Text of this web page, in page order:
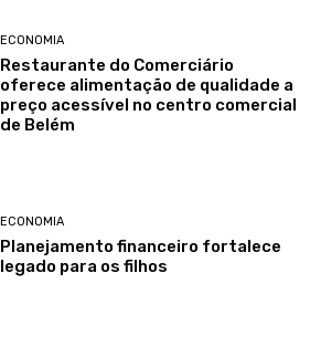
ECONOMIA
Restaurante do Comerciário
oferece alimentação de qualidade a
preço acessível no centro comercial
de Belém
ECONOMIA
Planejamento financeiro fortalece
legado para os filhos